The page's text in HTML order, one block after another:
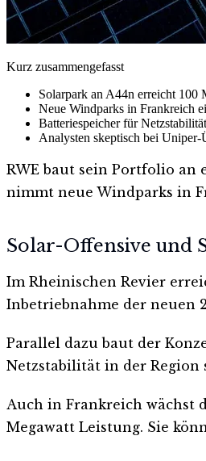
Kurz zusammengefasst
Solarpark an A44n erreicht 100
Neue Windparks in Frankreich
Batteriespeicher für
Analysten skeptisch bei Uniper-
RWE baut sein Portfolio an
nimmt neue Windparks in
Solar-Offensive und
Im Rheinischen Revier
Inbetriebnahme der neuen
Parallel dazu baut der
Netzstabilität in der Region
Auch in Frankreich wächst
Megawatt Leistung. Sie